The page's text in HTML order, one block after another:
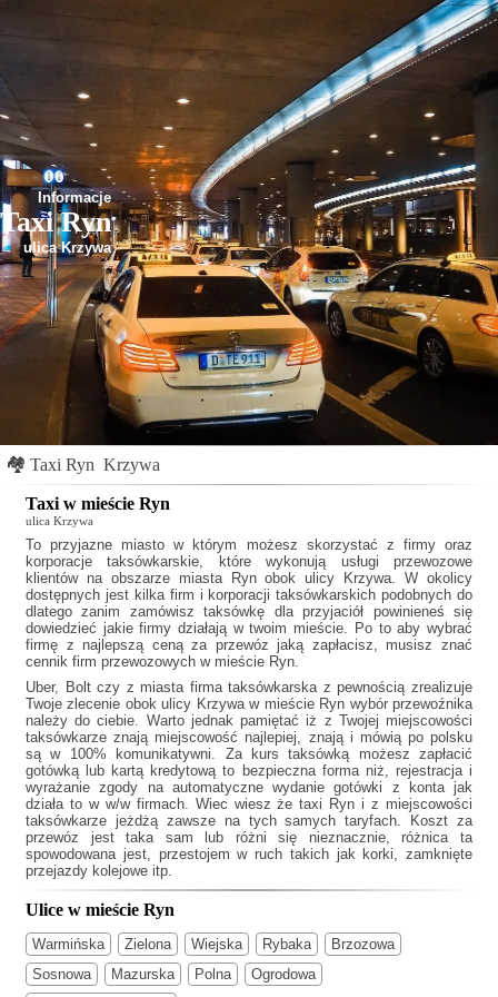
Informacje
Taxi Ryn
ulica Krzywa
🏘 Taxi Ryn Krzywa
Taxi w mieście Ryn
ulica Krzywa
To przyjazne miasto w którym możesz skorzystać z firmy oraz
korporacje taksówkarskie, które wykonują usługi przewozowe
klientów na obszarze miasta Ryn obok ulicy Krzywa. W okolicy
dostępnych jest kilka firm i korporacji taksówkarskich podobnych do
dlatego zanim zamówisz taksówkę dla przyjaciół powinieneś się
dowiedzieć jakie firmy działają w twoim mieście. Po to aby wybrać
firmę z najlepszą ceną za przewóz jaką zapłacisz, musisz znać
cennik firm przewozowych w mieście Ryn.
Uber, Bolt czy z miasta firma taksówkarska z pewnością zrealizuje
Twoje zlecenie obok ulicy Krzywa w mieście Ryn wybór przewoźnika
należy do ciebie. Warto jednak pamiętać iż z Twojej miejscowości
taksówkarze znają miejscowość najlepiej, znają i mówią po polsku
są w 100% komunikatywni. Za kurs taksówką możesz zapłacić
gotówką lub kartą kredytową to bezpieczna forma niż, rejestracja i
wyrażanie zgody na automatyczne wydanie gotówki z konta jak
działa to w w/w firmach. Wiec wiesz żetaxi Ryn i z miejscowości
taksówkarze jeżdżą zawsze na tych samych taryfach. Koszt za
przewóz jest taka sam lub różni się nieznacznie, różnica ta
spowodowana jest, przestojem w ruch takich jak korki, zamknięte
przejazdy kolejowe itp.
Ulice w mieście Ryn
Warmińska Zielona Wiejska Rybaka
Brzozowa
Sosnowa
Mazurska Polna
Ogrodowa